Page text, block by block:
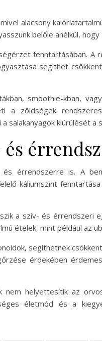
alacsony
belőle anélkül,
fenntartásában. A
segíthet
smoothie-kban,
a zöldségek
salakanyagok kiürülését a
érrendszerre is. A
káliumszint
a szív- és érrendszeri
ételek, mint például az
segíthetnek
érdekében
helyettesítik az
életmód és a